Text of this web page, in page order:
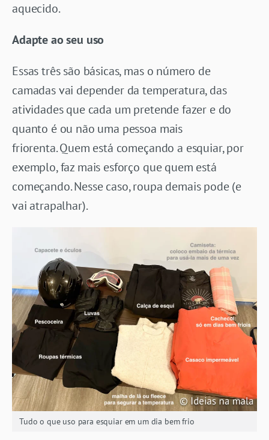
aquecido.
Adapte ao seu uso
Essas três são básicas, mas o número de
camadas vai depender da temperatura, das
atividades que cada um pretende fazer e do
quanto é ou não uma pessoa mais
friorenta. Quem está começando a esquiar, por
exemplo, faz mais esforço que quem está
começando. Nesse caso, roupa demais pode (e
vai atrapalhar).
Tudo o que uso para esquiar em um dia bem frio